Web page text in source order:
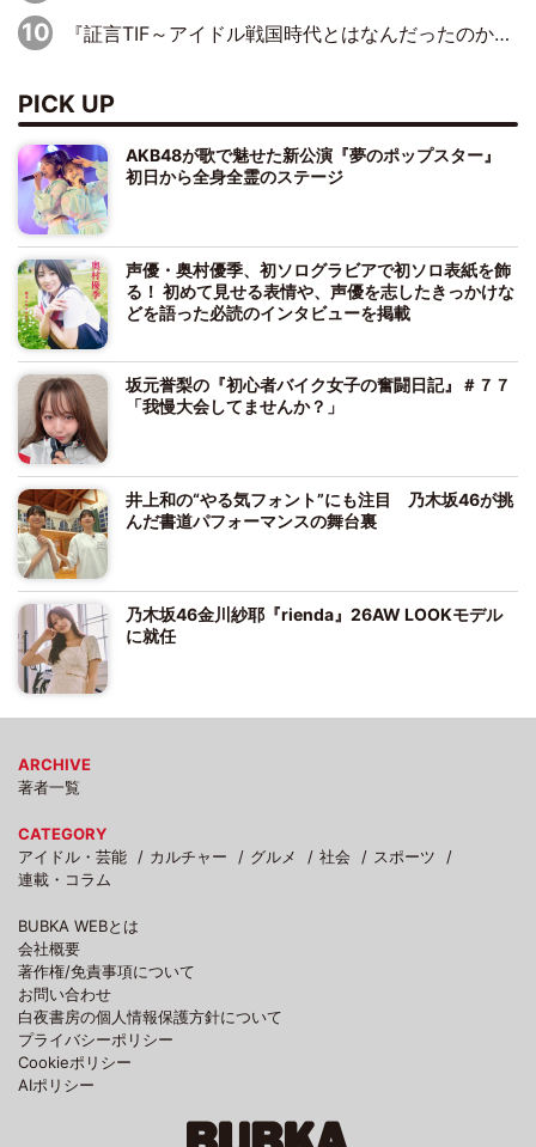
『証言TIF～アイドル戦国時代とはなんだったのか～』第10回：さくら学院・武藤彩未×飯田らうら「正直、中3で辞めるというのを信じてなくて。そう言われてはいたけど、嘘でしょって」
PICK UP
AKB48が歌で魅せた新公演『夢のポップスター』
初日から全身全霊のステージ
声優・奥村優季、初ソログラビアで初ソロ表紙を飾
る！ 初めて見せる表情や、声優を志したきっかけな
どを語った必読のインタビューを掲載
坂元誉梨の『初心者バイク女子の奮闘日記』＃７７
「我慢大会してませんか？」
井上和の“やる気フォント”にも注目 乃木坂46が挑
んだ書道パフォーマンスの舞台裏
乃木坂46金川紗耶『rienda』26AW LOOKモデル
に就任
ARCHIVE
著者一覧
CATEGORY
アイドル・芸能
カルチャー グルメ 社会
スポーツ
連載・コラム
BUBKA WEBとは
会社概要
著作権/免責事項について
お問い合わせ
白夜書房の個人情報保護方針について
プライバシーポリシー
Cookieポリシー
AIポリシー